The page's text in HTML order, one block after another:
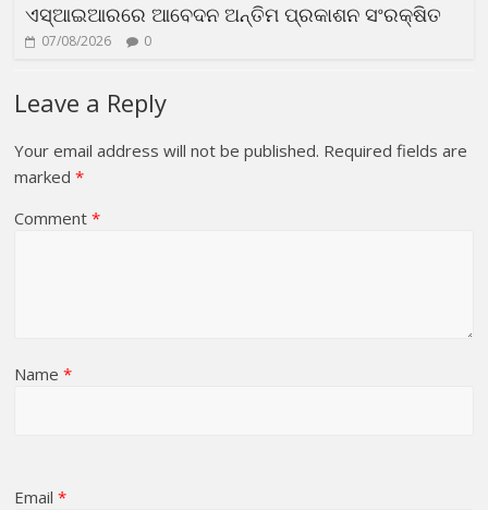
ଏସ୍‌ଆଇଆରରେ ଆବେଦନ ଅନ୍ତିମ ପ୍ରକାଶନ ସଂରକ୍ଷିତ
07/08/2026 0
Leave a Reply
Your email address will not be published. Required fields are
marked*
Comment*
Name*
Email*